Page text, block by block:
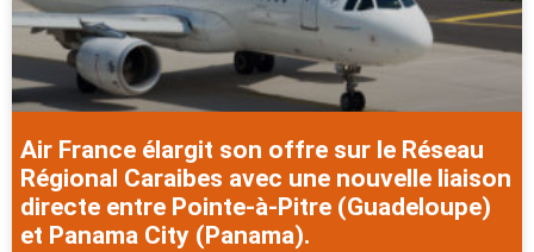
Air France élargit son offre sur le Réseau
Régional Caraibes avec une nouvelle liaison
directe entre Pointe-à-Pitre (Guadeloupe)
et Panama City (Panama).